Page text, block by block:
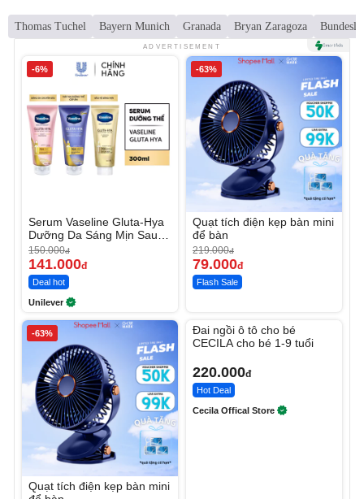
Thomas Tuchel Bayern Munich Granada Bryan Zaragoza
ADVERTISEMENT
-6%
Serum Vaseline Gluta-Hya
Dưỡng Da Sáng Mịn Sau 7
Ngày
150.000đ
141.000đ
Deal hot
Unilever
-63%
Quạt tích điện kẹp bàn mini
để bàn
219.000đ
79.000đ
Flash Sale
-63%
Quạt tích điện kẹp bàn mini
Đai ngồi ô tô cho bé
CECILA cho bé 1-9 tuổi
220.000đ
Hot Deal
Cecila Offical Store